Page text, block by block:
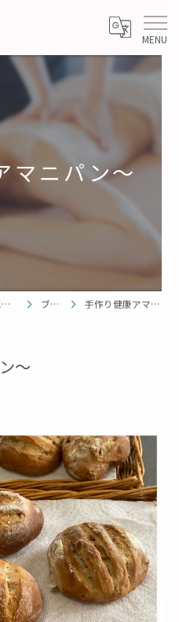
マニパン〜
厚木市でエステならCPサロンベリー厚木妻田店 ブログ 手作り健康アマニパン〜
〜